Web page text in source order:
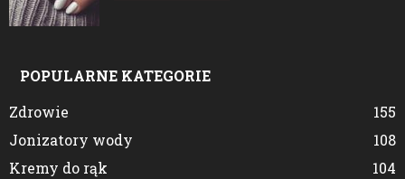
POPULARNE KATEGORIE
Zdrowie
155
Jonizatory wody
108
Kremy do rąk
104